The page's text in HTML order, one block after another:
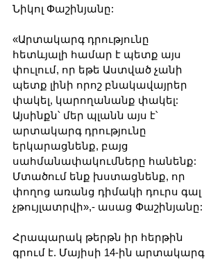
Նիկոլ Փաշինյանը:
«Արտակարգ դրությունը
հետևյալի համար է պետք այս
փուլում, որ եթե Աստված չանի
պետք լինի որոշ բնակավայրեր
փակել, կարողանանք փակել:
Այսինքն՝ մեր պլանն այս է՝
արտակարգ դրությունը
երկարացնենք, բայց
սահմանափակումները հանենք:
Մտածում ենք խստացնենք, որ
փողոց առանց դիմակի դուրս գալ
չթույլատրվի»,- ասաց Փաշինյանը:
Հրապարակ թերթն իր հերթին
գրում է. Մայիսի 14-ին արտակարգ